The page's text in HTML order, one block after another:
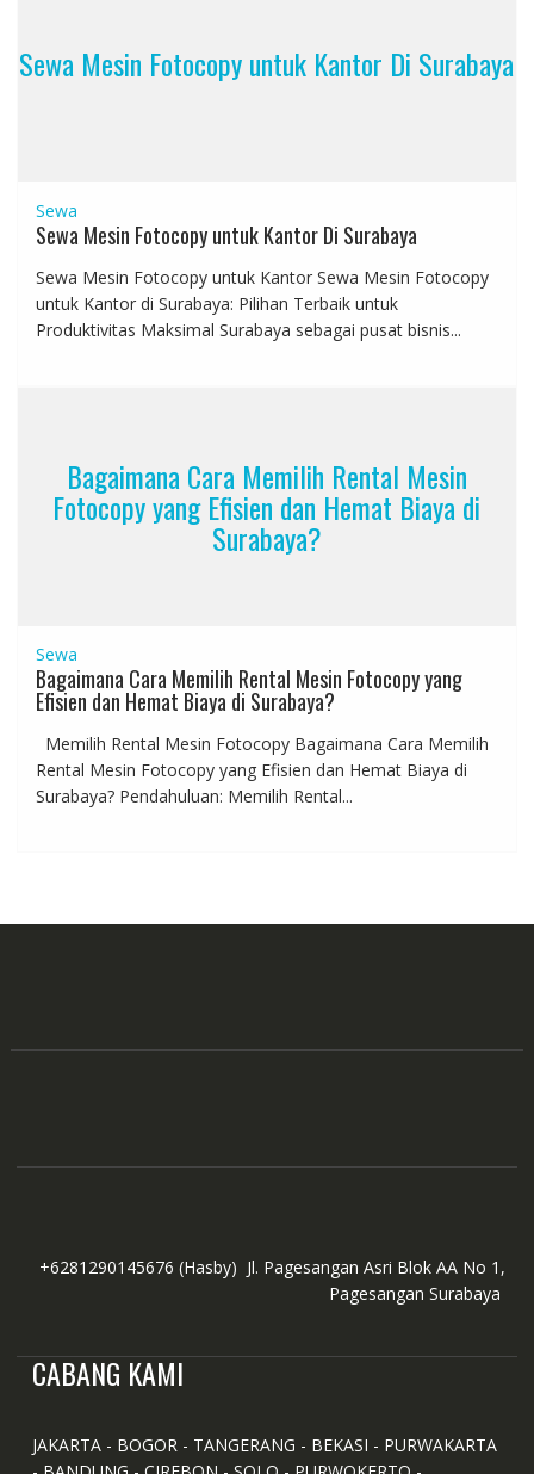
Sewa Mesin Fotocopy untuk Kantor Di Surabaya
Sewa
Sewa Mesin Fotocopy untuk Kantor Di Surabaya
Sewa Mesin Fotocopy untuk Kantor Sewa Mesin Fotocopy
untuk Kantor di Surabaya: Pilihan Terbaik untuk
Produktivitas Maksimal Surabaya sebagai pusat bisnis...
Bagaimana Cara Memilih Rental Mesin
Fotocopy yang Efisien dan Hemat Biaya di
Surabaya?
Sewa
Bagaimana Cara Memilih Rental Mesin Fotocopy yang
Efisien dan Hemat Biaya di Surabaya?
Memilih Rental Mesin Fotocopy Bagaimana Cara Memilih
Rental Mesin Fotocopy yang Efisien dan Hemat Biaya di
Surabaya? Pendahuluan: Memilih Rental...
+6281290145676 (Hasby) Jl. Pagesangan Asri Blok AA No 1,
Pagesangan Surabaya
CABANG KAMI
JAKARTA - BOGOR - TANGERANG - BEKASI - PURWAKARTA